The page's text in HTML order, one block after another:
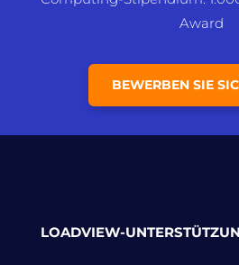
Award
BEWERBEN SIE
LOADVIEW-